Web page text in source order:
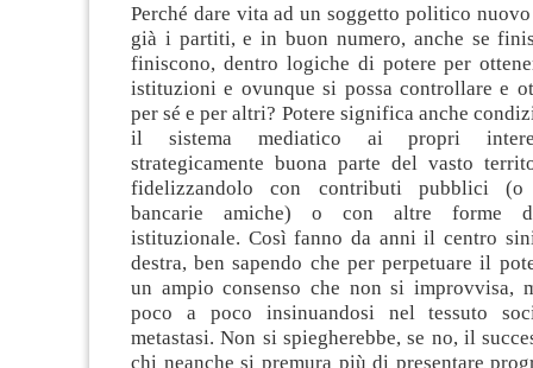
Perché dare vita ad un soggetto politico
già i partiti, e in buon numero, anche se
finiscono, dentro logiche di potere per
istituzioni e ovunque si possa controllare e
per sé e per altri? Potere significa anche
il sistema mediatico ai propri
strategicamente buona parte del vasto
fidelizzandolo con contributi pubblici
bancarie amiche) o con altre forme di
istituzionale. Così fanno da anni il centro
destra, ben sapendo che per perpetuare il
un ampio consenso che non si improvvisa,
poco a poco insinuandosi nel tessuto
metastasi. Non si spiegherebbe, se no, il
chi neanche si premura più di presentare